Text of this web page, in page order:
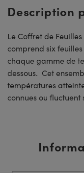
Description
Le Coffret de
comprend six feuilles
chaque gamme de
dessous. Cet
températures
connues ou